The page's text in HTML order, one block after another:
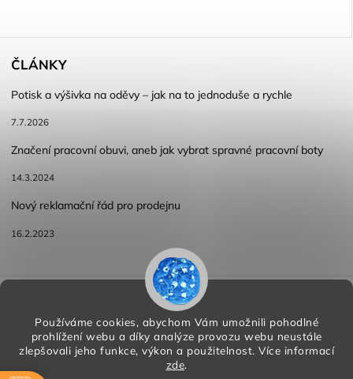
Používáme cookies, abychom Vám umožnili pohodlné
prohlížení webu a díky analýze provozu webu neustále
zlepšovali jeho funkce, výkon a použitelnost. Více informací
zde.
ČLÁNKY
Potisk a výšivka na oděvy – jak na to jednoduše a rychle
7.7.2026
Značení pracovní obuvi, aneb jak vybrat spravné pracovní boty
14.3.2024
Nový reklamační řád pro prodejnu
16.2.2023
Reklamace a vracení zboží
Podmínky ochrany osobních údajů
Copyright 2026 HORA PP s.r.o.